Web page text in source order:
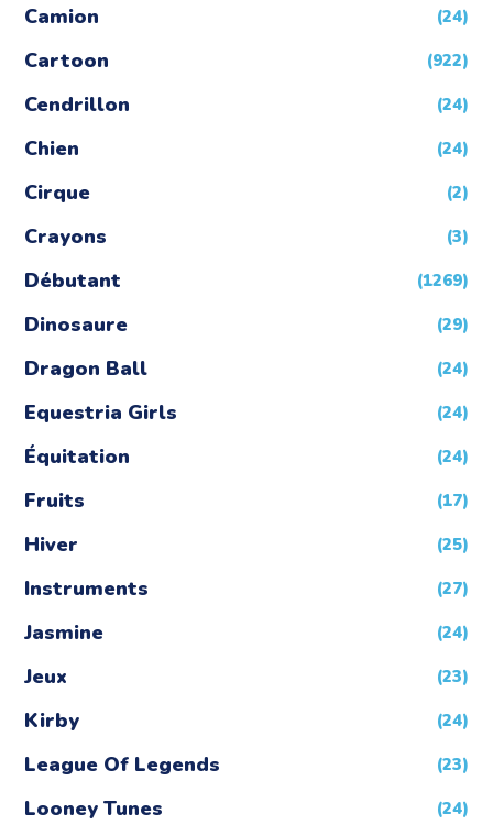
Camion (24)
Cartoon (922)
Cendrillon (24)
Chien (24)
Cirque (2)
Crayons (3)
Débutant (1269)
Dinosaure (29)
Dragon Ball (24)
Equestria Girls (24)
Équitation (24)
Fruits (17)
Hiver (25)
Instruments (27)
Jasmine (24)
Jeux (23)
Kirby (24)
League Of Legends (23)
Looney Tunes (24)